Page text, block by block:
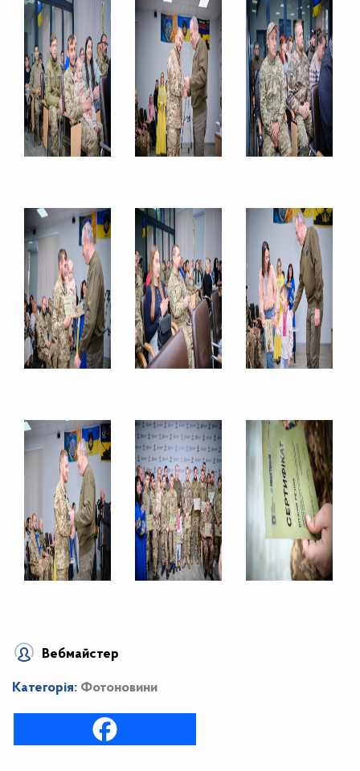
Вебмайстер
Категорія: Фотоновини